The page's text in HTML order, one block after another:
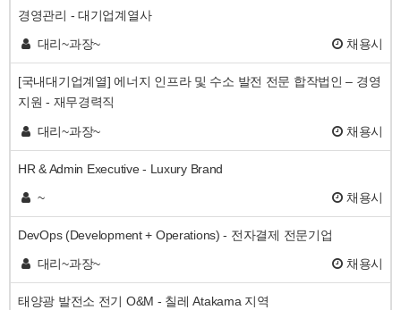
경영관리 - 대기업계열사
대리~과장~
채용시
[국내대기업계열] 에너지 인프라 및 수소 발전 전문 합작법인 – 경영
지원 - 재무경력직
대리~과장~
채용시
HR & Admin Executive - Luxury Brand
~
채용시
DevOps (Development + Operations) - 전자결제 전문기업
대리~과장~
채용시
태양광 발전소 전기 O&M - 칠레 Atakama 지역